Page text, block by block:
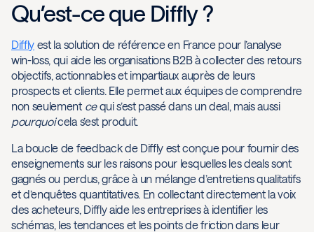
Qu’est-ce que Diffly ?
Diffly est la solution de référence en France pour l’analyse
win-loss, qui aide les organisations B2B à collecter des retours
objectifs, actionnables et impartiaux auprès de leurs
prospects et clients. Elle permet aux équipes de comprendre
non seulement cequi s’est passé dans un deal, mais aussi
pourquoicela s’est produit.
La boucle de feedback de Diffly est conçue pour fournir des
enseignements sur les raisons pour lesquelles les deals sont
gagnés ou perdus, grâce à un mélange d’entretiens qualitatifs
et d’enquêtes quantitatives. En collectant directement la voix
des acheteurs, Diffly aide les entreprises à identifier les
schémas, les tendances et les points de friction dans leur